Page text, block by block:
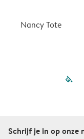
Nancy Tote
Schrijf je in op onze